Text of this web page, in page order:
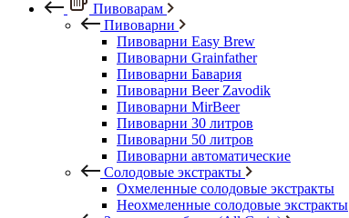
Пивоварам
Пивоварни
Пивоварни Easy Brew
Пивоварни Grainfather
Пивоварни Бавария
Пивоварни Beer Zavodik
Пивоварни MirBeer
Пивоварни 30 литров
Пивоварни 50 литров
Пивоварни автоматические
Солодовые экстракты
Охмеленные солодовые экстракты
Неохмеленные солодовые экстракты